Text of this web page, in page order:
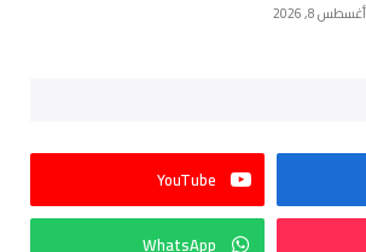
أغسطس 8, 2026
YouTube
WhatsApp